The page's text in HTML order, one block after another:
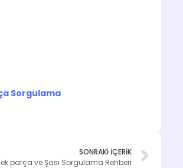
Sorgulama
SONRAKİ İÇERİK
parça ve Şasi Sorgulama Rehberi